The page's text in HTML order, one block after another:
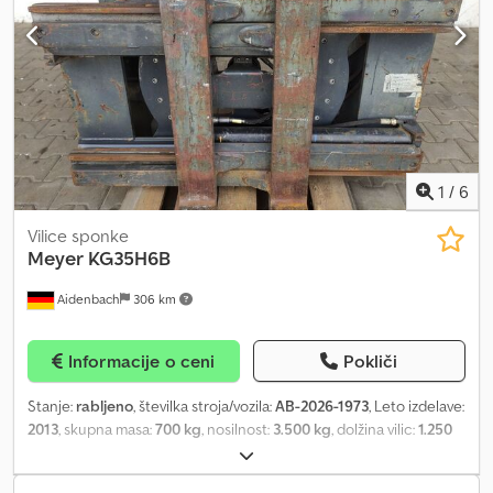
1 / 6
Aidenbach 306 km
Vilice sponke
Meyer KG35H6B
Informacije o ceni Pokliči
Stanje: rabljeno, številka stroja/vozila:AB-2026-1973, Leto izdelave:
2013, skupna masa:700 kg, nosilnost: 3.500 kg, dolžina vilic:1.250
, debelina vilic:
mm, največja širina izdelka:1.200 mm, Vmesna prodaja,